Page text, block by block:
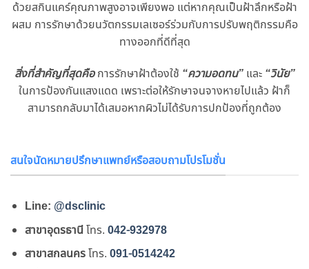
ด้วยสกินแคร์คุณภาพสูงอาจเพียงพอ แต่หากคุณเป็นฝ้าลึกหรือฝ้า
ผสม การรักษาด้วยนวัตกรรมเลเซอร์ร่วมกับการปรับพฤติกรรมคือ
ทางออกที่ดีที่สุด
สิ่งที่สำคัญที่สุดคือการรักษาฝ้าต้องใช้ “ความอดทน” และ “วินัย”
ในการป้องกันแสงแดด เพราะต่อให้รักษาจนจางหายไปแล้ว ฝ้าก็
สามารถกลับมาได้เสมอหากผิวไม่ได้รับการปกป้องที่ถูกต้อง
สนใจนัดหมายปรึกษาแพทย์หรือสอบถามโปรโมชั่น
Line: @dsclinic
สาขาอุดรธานีโทร. 042-932978
สาขาสกลนครโทร. 091-0514242